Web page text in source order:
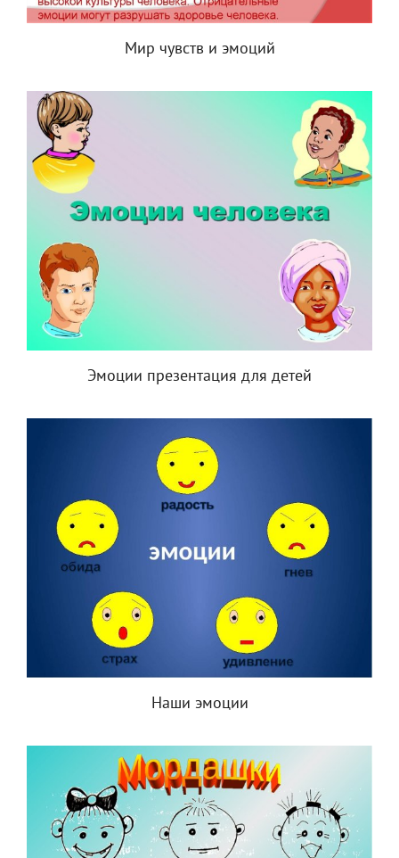
Мир чувств и эмоций
Эмоции презентация для детей
Наши эмоции